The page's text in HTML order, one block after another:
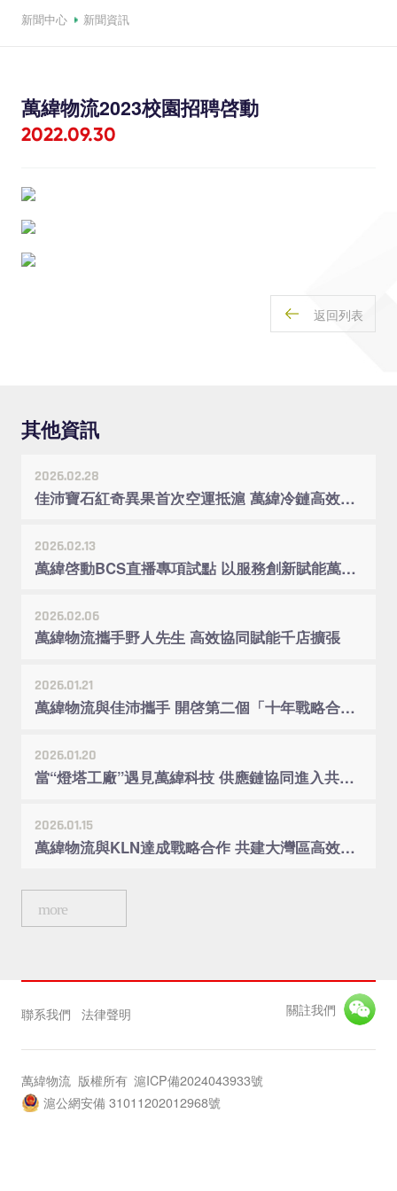
新聞中心 新聞資訊
萬緯物流2023校園招聘啓動
2022.09.30
返回列表
其他資訊
2026.02.28
佳沛寶石紅奇異果首次空運抵滬 萬緯冷鏈高效接駁入庫
2026.02.13
萬緯啓動BCS直播專項試點 以服務創新賦能萬家配升級
2026.02.06
萬緯物流攜手野人先生 高效協同賦能千店擴張
2026.01.21
萬緯物流與佳沛攜手 開啓第二個「十年戰略合作」
2026.01.20
當“燈塔工廠”遇見萬緯科技 供應鏈協同進入共創時代
2026.01.15
萬緯物流與KLN達成戰略合作 共建大灣區高效供應鏈體系
more
聯系我們 法律聲明 關註我們
萬緯物流 版權所有 滬ICP備2024043933號
滬公網安備 31011202012968號